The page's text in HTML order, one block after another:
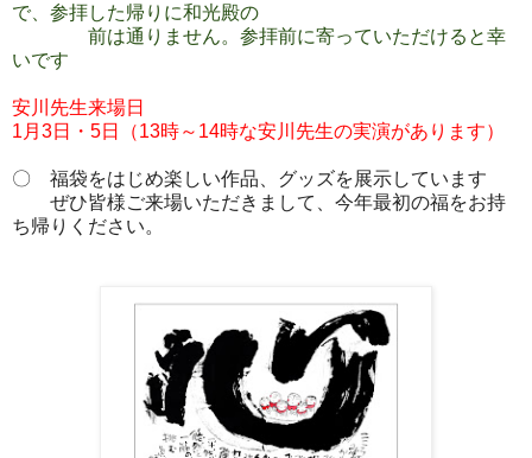
で、参拝した帰りに和光殿の
前は通りません。参拝前に寄っていただけると幸
いです
安川先生来場日
1月3日・5日（13時～14時な安川先生の実演があります）
〇 福袋をはじめ楽しい作品、グッズを展示しています
ぜひ皆様ご来場いただきまして、今年最初の福をお持
ち帰りください。